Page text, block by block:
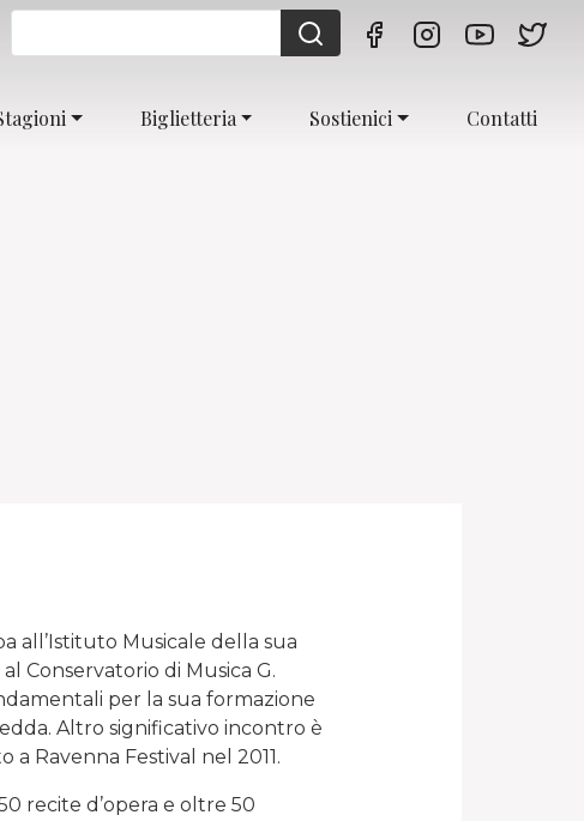
Biglietteria Sostienici Contatti
all’Istituto Musicale della sua
Conservatorio di Musica G.
per la sua formazione
Altro significativo incontro è
Ravenna Festival nel 2011.
recite d’opera e oltre 50